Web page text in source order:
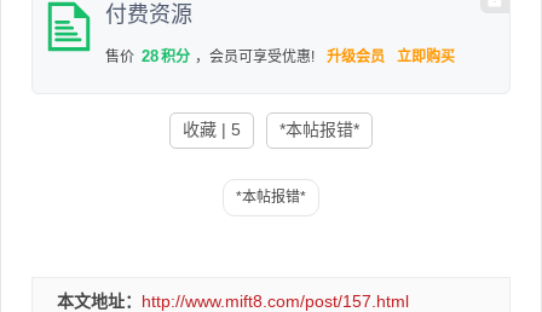
付费资源
售价 28积分 ，会员可享受优惠! 升级会员 立即购买
收藏 | 5 *本帖报错*
本文地址： http://www.mift8.com/post/157.html